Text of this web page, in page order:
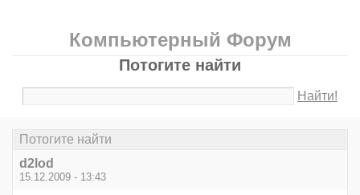
Компьютерный Форум
Потогите найти
Найти!
Потогите найти
d2lod
15.12.2009 - 13:43